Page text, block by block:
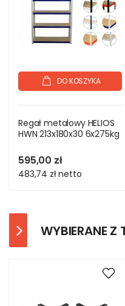
DO KOSZYKA
Regał metalowy HELIOS
HWN 213x180x30 6x275kg
595,00 zł
483,74 złnetto
WYBIERANE Z